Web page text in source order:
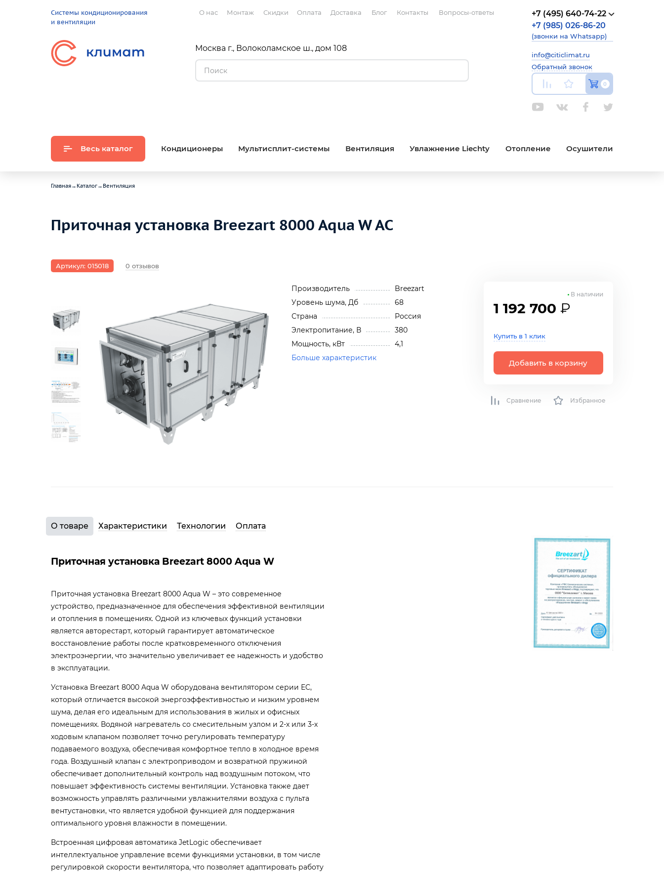
Системы кондиционирования
и вентиляции
О нас Монтаж Скидки Оплата Доставка Блог Контакты Вопросы-ответы
Москва г., Волоколамское ш., дом 108
+7 (495) 640-74-22
+7 (985) 026-86-20
(звонки на Whatsapp)
info@citiclimat.ru
Обратный звонок
0
Весь каталог Кондиционеры Мультисплит-системы Вентиляция Увлажнение Liechty Отопление Осушители
Главная→ Каталог→ Вентиляция
Приточная установка Breezart 8000 Aqua W AC
Артикул: 015018 0 отзывов
Производитель
Breezart
Уровень шума, Дб
68
Страна
Россия
Электропитание, В
380
Мощность, кВт
4,1
Больше характеристик
1 192 700 ₽
Купить в 1 клик
Добавить в корзину
В наличии
Сравнение Избранное
О товаре Характеристики Технологии Оплата
Приточная установка Breezart 8000 Aqua W
Приточная установка Breezart 8000 Aqua W – это современное
устройство, предназначенное для обеспечения эффективной вентиляции
и отопления в помещениях. Одной из ключевых функций установки
является авторестарт, который гарантирует автоматическое
восстановление работы после кратковременного отключения
электроэнергии, что значительно увеличивает ее надежность и удобство
в эксплуатации.
Установка Breezart 8000 Aqua W оборудована вентилятором серии EC,
который отличается высокой энергоэффективностью и низким уровнем
шума, делая его идеальным для использования в жилых и офисных
помещениях. Водяной нагреватель со смесительным узлом и 2-х или 3-х
ходовым клапаном позволяет точно регулировать температуру
подаваемого воздуха, обеспечивая комфортное тепло в холодное время
года. Воздушный клапан с электроприводом и возвратной пружиной
обеспечивает дополнительный контроль над воздушным потоком, что
повышает эффективность системы вентиляции. Установка также дает
возможность управлять различными увлажнителями воздуха с пульта
вентустановки, что является удобной функцией для поддержания
оптимального уровня влажности в помещении.
Встроенная цифровая автоматика JetLogic обеспечивает
интеллектуальное управление всеми функциями установки, в том числе
регулировкой скорости вентилятора, что позволяет адаптировать работу